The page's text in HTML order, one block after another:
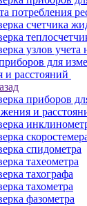
потребления
счетчика
узлов учета
для
и расстояний
приборов
и
спидометра
тахеометра
тахографа
тахометра
фазометра